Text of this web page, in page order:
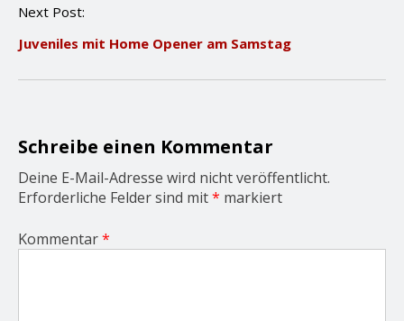
a
i
o
Next Post:
Juveniles mit Home Opener am Samstag
Schreibe einen Kommentar
Deine E-Mail-Adresse wird nicht veröffentlicht.
Erforderliche Felder sind mit* markiert
Kommentar*